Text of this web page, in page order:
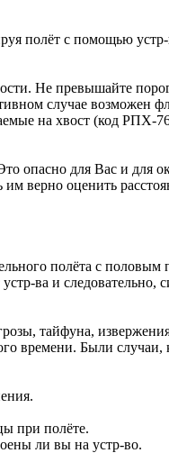
полёт с помощью
Не превышайте
случае возможен
на хвост (код РПХ-
опасно для Вас и
верно оценить
полёта с
ва и
тайфуна,
времени. Были
при полёте.
ли вы на устр-во.